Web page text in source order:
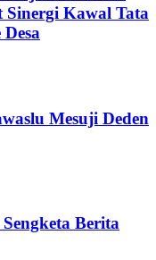
Sinergi Kawal Tata
Mesuji Deden
Berita